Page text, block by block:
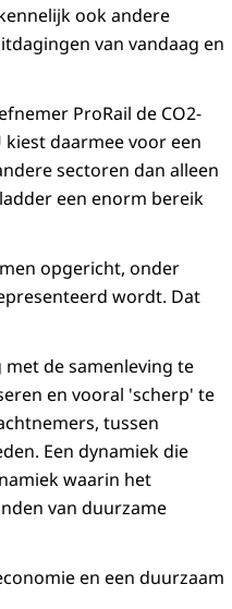
ook andere
van vandaag en
ProRail de CO2-
daarmee voor een
sectoren dan alleen
een enorm bereik
opgericht, onder
wordt. Dat
de samenleving te
en vooral 'scherp' te
tussen
Een dynamiek die
waarin het
van duurzame
en een duurzaam